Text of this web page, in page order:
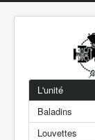
L'unité
Baladins
Louvettes